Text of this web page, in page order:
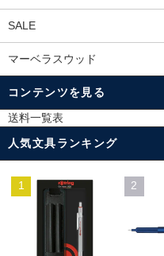
SALE
マーベラスウッド
コンテンツを見る
送料一覧表
人気文具ランキング
1 2